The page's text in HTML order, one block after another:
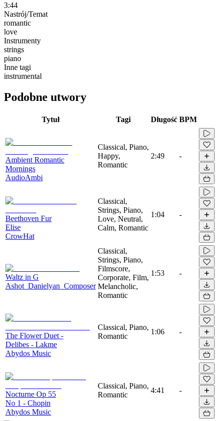
3:44
Nastrój/Temat
romantic
love
Instrumenty
strings
piano
Inne tagi
instrumental
Podobne utwory
Tytuł Tagi Długość BPM
Ambient Romantic
Mornings
AudioAmbi
Classical, Piano,
Happy,
Romantic
2:49 -
Beethoven Fur
Elise
CrowHat
Classical,
Strings, Piano,
Love, Neutral,
Calm, Romantic
1:04 -
Waltz in G
Ashot_Danielyan_Composer
Classical,
Strings, Piano,
Filmscore,
Corporate, Film,
Melancholic,
Romantic
1:53 -
The Flower Duet -
Delibes - Lakme
Abydos Music
Classical, Piano,
Romantic
1:06 -
Nocturne Op 55
No 1 - Chopin
Abydos Music
Classical, Piano,
Romantic
4:41 -